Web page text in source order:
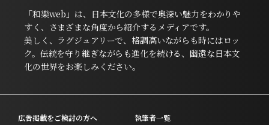
「和樂web」は、日本文化の多様で奥深い魅力をわかりや
すく、さまざまな角度から紹介するメディアです。
美しく、ラグジュアリーで、格調高いながらも時にはロッ
ク。伝統を守り継ぎながらも進化を続ける、幽遠な日本文
化の世界をお楽しみください。
広告掲載をご検討の方へ 執筆者一覧